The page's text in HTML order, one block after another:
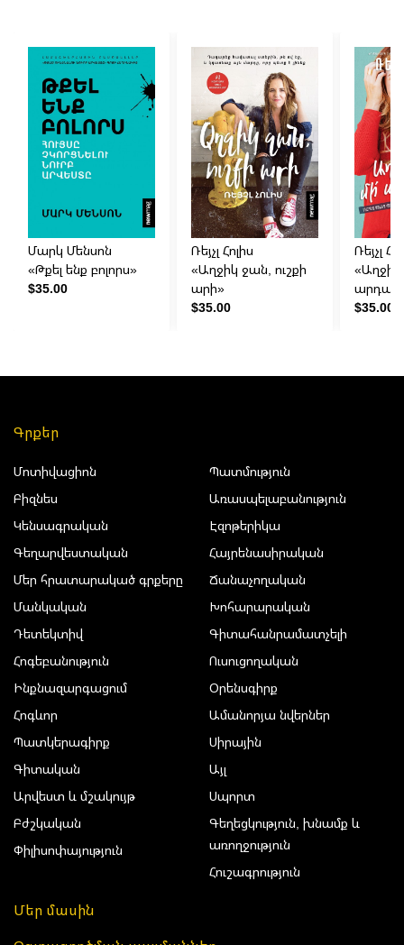
Մարկ Մենսոն
«Թքել ենք բոլորս»
$35.00
Ռեյչլ Հոլիս
«Աղջիկ ջան, ուշքի
արի»
$35.00
Ռեյչլ
«Աղջիկ
$35.00
Գրքեր
Մոտիվացիոն
Բիզնես
Կենսագրական
Գեղարվեստական
Մեր հրատարակած գրքերը
Մանկական
Դետեկտիվ
Հոգեբանություն
Ինքնազարգացում
Հոգևոր
Պատկերագիրք
Գիտական
Արվեստ և մշակույթ
Բժշկական
Փիլիսոփայություն
Պատմություն
Առասպելաբանություն
Էզոթերիկա
Հայրենասիրական
Ճանաչողական
Խոհարարական
Գիտահանրամատչելի
Ուսուցողական
Օրենսգիրք
Ամանորյա նվերներ
Սիրային
Այլ
Սպորտ
Գեղեցկություն, խնամք և
առողջություն
Հուշագրություն
Մեր մասին